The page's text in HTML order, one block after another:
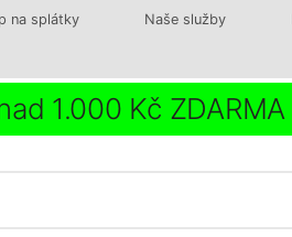
na splátky Naše služby
1.000 Kč ZDARMA